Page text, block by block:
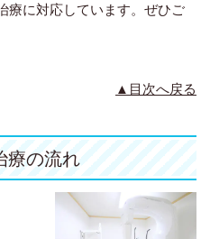
療に対応しています。ぜひご
▲目次へ戻る
療の流れ